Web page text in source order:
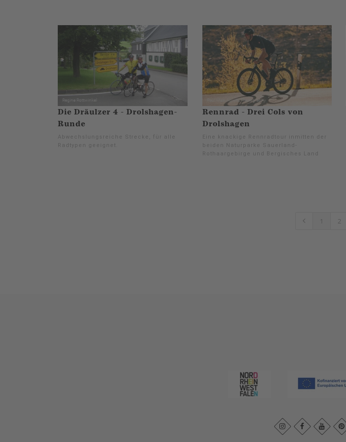
Die Dräulzer 4 - Drolshagen-
Runde
Abwechslungsreiche Strecke, für alle
Radtypen geeignet.
Rennrad - Drei Cols von
Drolshagen
Eine knackige Rennradtour inmitten der
beiden Naturparke Sauerland-
Rothaargebirge und Bergisches Land
1 2